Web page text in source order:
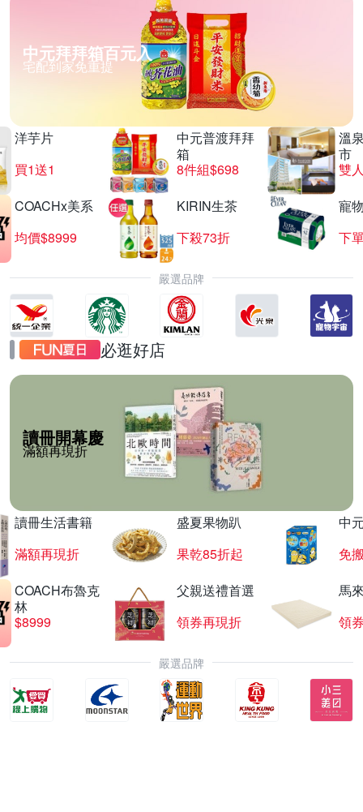
中元拜拜箱百元入
宅配到家免重提
洋芋片
買1送1
中元普渡拜拜
箱
8件組$698
溫
市
COACHx美系
均價$8999
KIRIN生茶
下殺73折
寵
下
嚴選品牌
必逛好店
讀冊開幕慶
滿額再現折
讀冊生活書籍
滿額再現折
盛夏果物趴
果乾85折起
中
免
COACH布魯克
林
$8999
父親送禮首選
領券再現折
馬
領
嚴選品牌